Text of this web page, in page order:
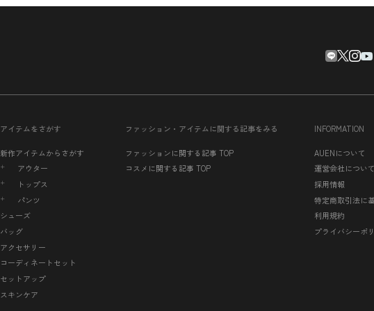
アイテムをさがす
新作アイテムからさがす
アウター
トップス
パンツ
シューズ
バッグ
アクセサリー
コーディネートセット
セットアップ
スキンケア
ファッション・アイテムに関する記事をみる
ファッションに関する記事 TOP
コスメに関する記事 TOP
INFORMATION
AUENについて
運営会社について
採用情報
特定商取引法に
利用規約
プライバシーポ